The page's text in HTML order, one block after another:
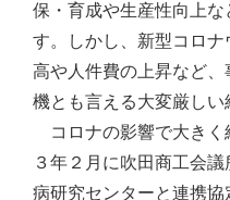
保・育成や生産性向上な
す。しかし、新型コロ
高や人件費の上昇など
機とも言える大変厳しい
コロナの影響で大きく
３年２月に吹田商工会
病研究センターと連携